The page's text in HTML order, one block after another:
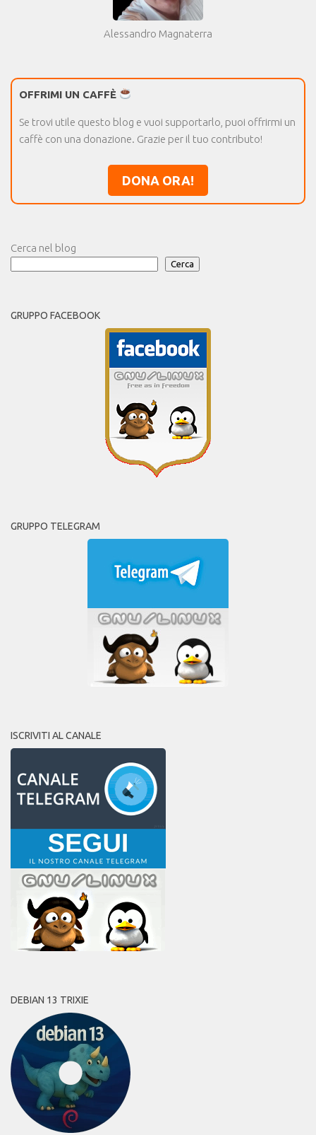
Alessandro Magnaterra
OFFRIMI UN CAFFÈ
Se trovi utile questo blog e vuoi supportarlo, puoi offrirmi un
caffè con una donazione. Grazie per il tuo contributo!
DONA ORA!
Cerca nel blog
Cerca
GRUPPO FACEBOOK
GRUPPO TELEGRAM
ISCRIVITI AL CANALE
DEBIAN 13 TRIXIE